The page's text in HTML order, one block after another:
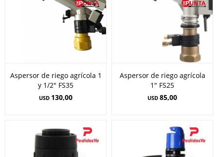
Aspersor de riego agrícola 1
y 1/2" FS35
USD 130,00
Aspersor de riego agrícola
1" FS25
USD 85,00